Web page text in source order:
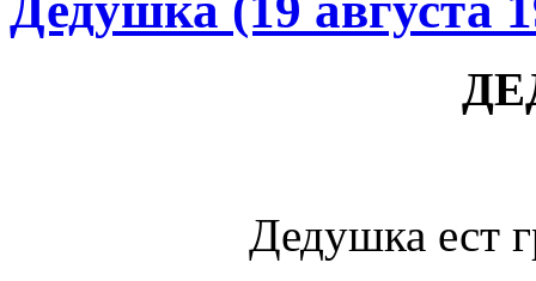
Дедушка ест